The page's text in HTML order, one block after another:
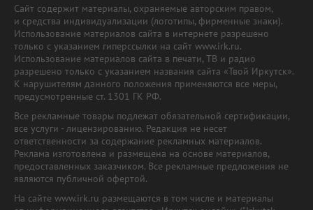
Сайт содержит материалы, охраняемые авторским правом,
и средства индивидуализации (логотипы, фирменные знаки).
Использование материалов сайта в интернете разрешено
только с указанием гиперссылки на сайт www.irk.ru.
Использование материалов сайта в печати, ТВ и радио
разрешено только с указанием названия сайта «Твой Иркутск».
К нарушителям данного положения применяются все меры,
предусмотренные ст. 1301 ГК РФ.
Все рекламные товары подлежат обязательной сертификации,
все услуги - лицензированию. Редакция не несет
ответственности за содержание рекламных материалов.
Реклама изготовлена и размещена на основе материалов,
предоставленных заказчиком. Все рекламные предложения не
являются публичной офертой.
На сайте www.irk.ru размещаются в том числе и материалы